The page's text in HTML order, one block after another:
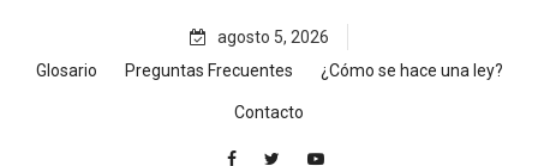
content
agosto 5, 2026
Glosario
Preguntas Frecuentes ¿Cómo se hace una ley?
Contacto